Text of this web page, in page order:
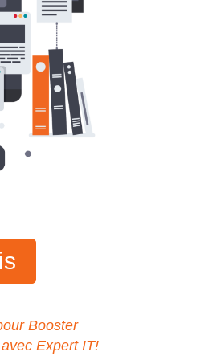
Booster
Expert IT!